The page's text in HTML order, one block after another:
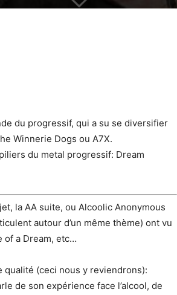
du progressif, qui a su se diversifier
Winnerie Dogs ou A7X.
du metal progressif: Dream
la AA suite, ou Alcoolic Anonymous
autour d’un même thème) ont vu
of a Dream, etc…
qualité (ceci nous y reviendrons):
de son expérience face l’alcool, de